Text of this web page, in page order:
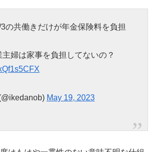
の共働きだけが年金保険料を負担
主婦は家事を負担してないの？
May 19, 2023